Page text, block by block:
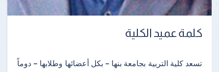
كلمة عميد الكلية
تسعد كلية التربية بجامعة بنها – بكل أعضائها وطلابها – دوماً